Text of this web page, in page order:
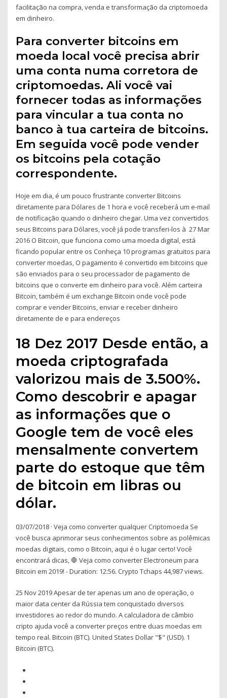
facilitação na compra, venda e transformação da criptomoeda
em dinheiro.
Para converter bitcoins em
moeda local você precisa abrir
uma conta numa corretora de
criptomoedas. Ali você vai
fornecer todas as informações
para vincular a tua conta no
banco à tua carteira de bitcoins.
Em seguida você pode vender
os bitcoins pela cotação
correspondente.
Hoje em dia, é um pouco frustrante converter Bitcoins
diretamente para Dólares de 1 hora e você receberá um e-mail
de notificação quando o dinheiro chegar. Uma vez convertidos
seus Bitcoins para Dólares, você já pode transferi-los à 27 Mar
2016 O Bitcoin, que funciona como uma moeda digital, está
ficando popular entre os Conheça 10 programas gratuitos para
converter moedas, O pagamento é convertido em bitcoins que
são enviados para o seu processador de pagamento de
bitcoins que o converte em dinheiro para você. Além carteira
Bitcoin, também é um exchange Bitcoin onde você pode
comprar e vender Bitcoins, enviar e receber dinheiro
diretamente de e para endereços
18 Dez 2017 Desde então, a
moeda criptografada
valorizou mais de 3.500%.
Como descobrir e apagar
as informações que o
Google tem de você eles
mensalmente convertem
parte do estoque que têm
de bitcoin em libras ou
dólar.
03/07/2018 · Veja como converter qualquer Criptomoeda Se
você busca aprimorar seus conhecimentos sobre as polêmicas
moedas digitais, como o Bitcoin, aqui é o lugar certo! Você
encontrará dicas, 🛑 Veja como converter Electroneum para
Bitcoin em 2019! - Duration: 12:56. Crypto Tchaps 44,987 views.
25 Nov 2019 Apesar de ter apenas um ano de operação, o
maior data center da Rússia tem conquistado diversos
investidores ao redor do mundo. A calculadora de câmbio
cripto ajuda você a converter preços entre duas moedas em
tempo real. Bitcoin (BTC). United States Dollar "$" (USD). 1
Bitcoin (BTC).